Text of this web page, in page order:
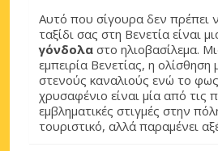
Αυτό που σίγουρα δεν πρέπει
ταξίδι σας στη Βενετία είναι
γόνδολα στο ηλιοβασίλεμα.
εμπειρία Βενετίας, η
στενούς καναλιούς ενώ το φως
χρυσαφένιο είναι μία από τις
εμβληματικές στιγμές στην
τουριστικό, αλλά παραμένει